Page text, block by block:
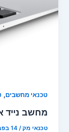
טכנאי מחשבים,
מחשב נייד
טכנאי מק/14 בפברואר 2023